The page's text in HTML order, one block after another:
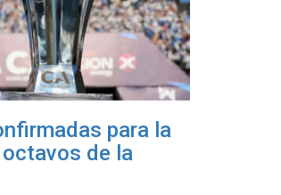
para la
de la